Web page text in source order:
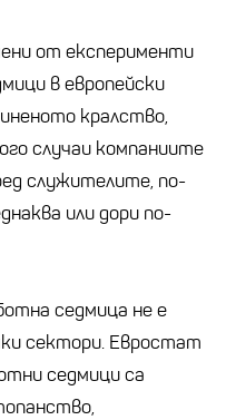
от експерименти
в европейски
кралство,
случаи компаниите
служителите, по-
или дори по-
седмица не е
сектори. Евростат
седмици са